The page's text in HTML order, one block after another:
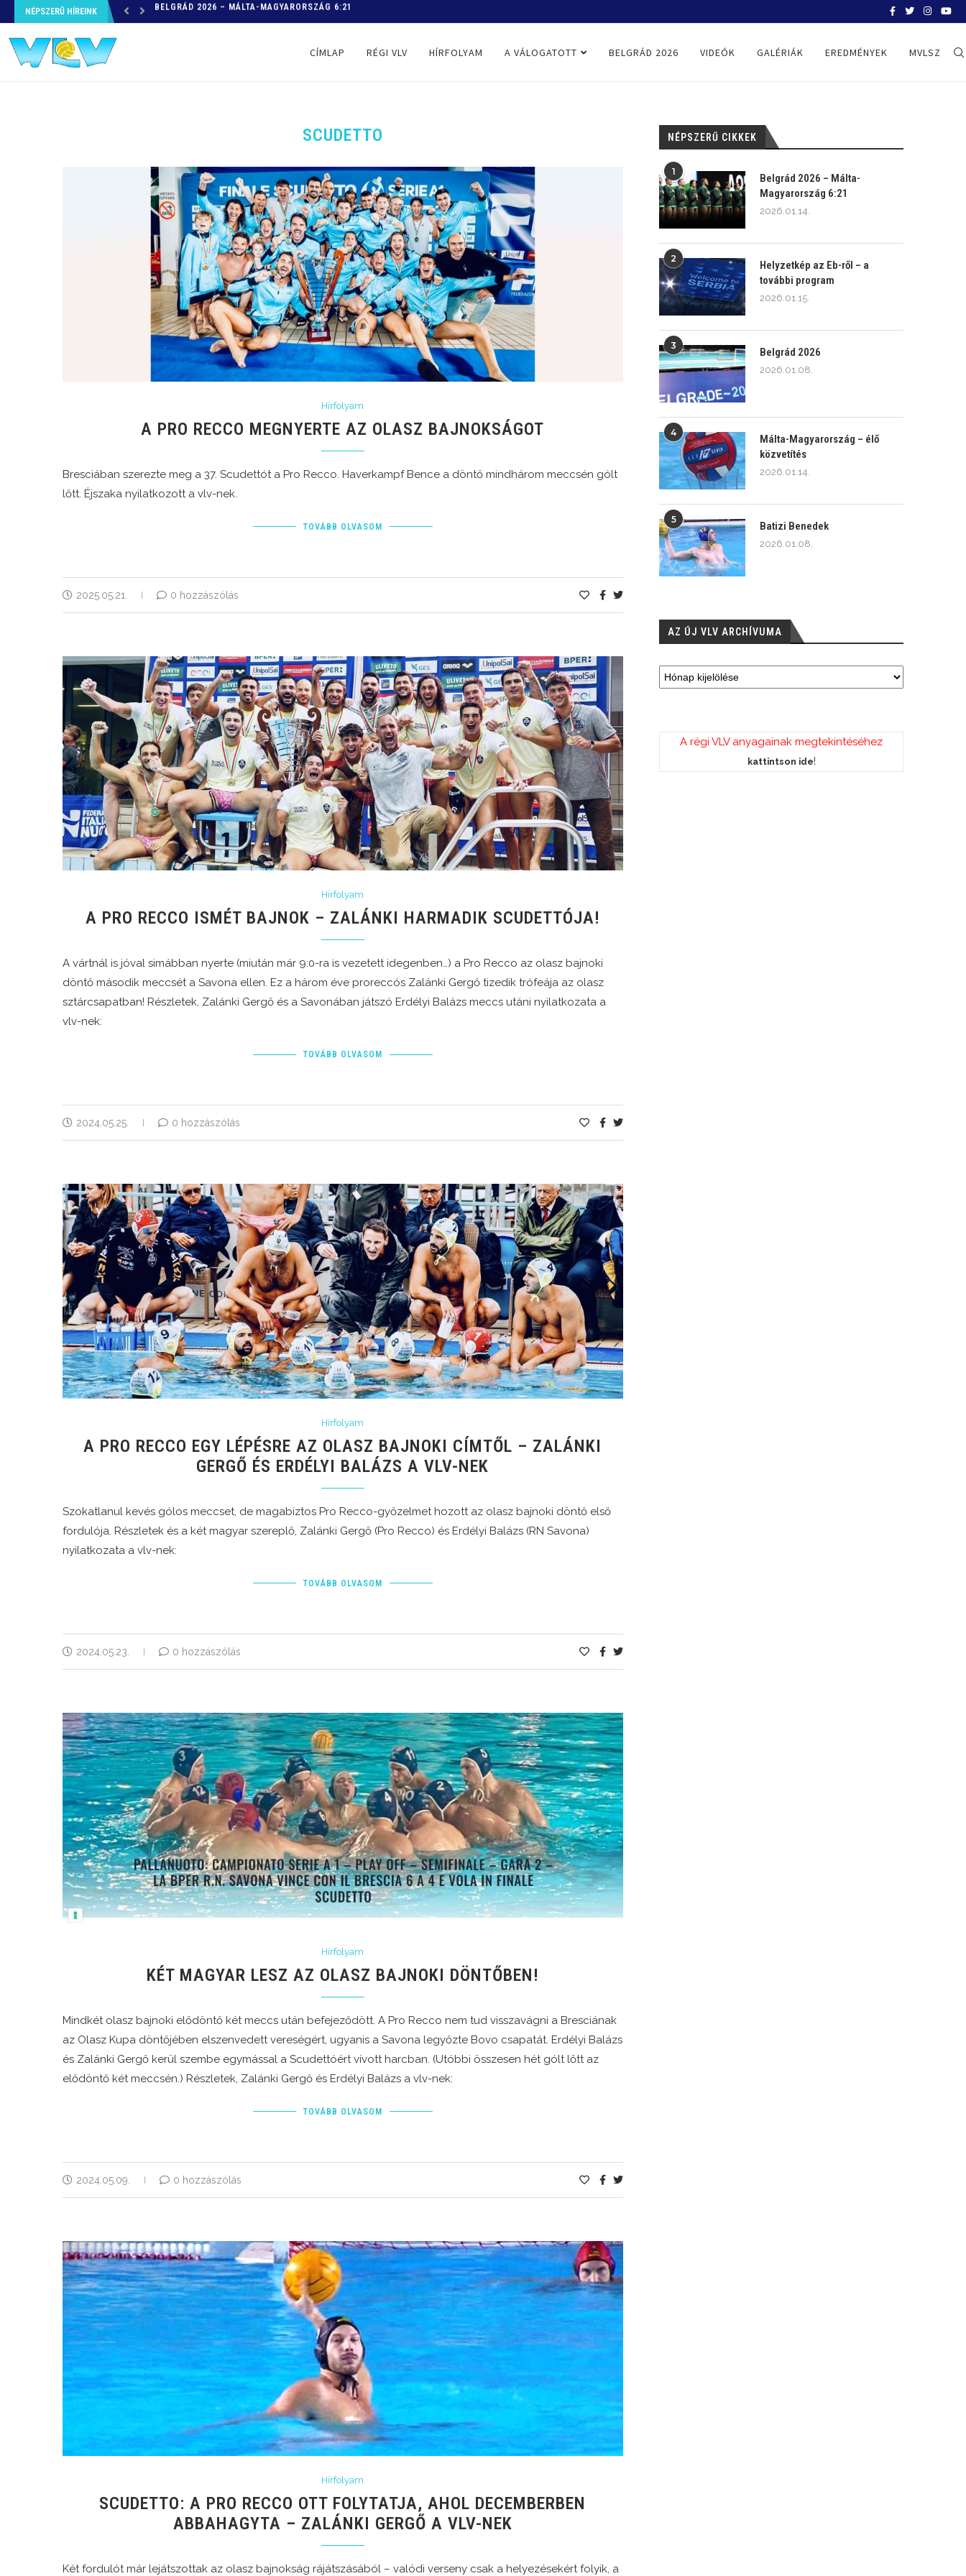
NÉPSZERŰ HÍREINK HELYZETKÉP AZ EB-RŐL – A TOVÁBBI PROGRAM
CÍMLAP RÉGI VLV HÍRFOLYAM A VÁLOGATOTT BELGRÁD 2026 VIDEÓK GALÉRIÁK EREDMÉNYEK MVLSZ
SCUDETTO
Hírfolyam
A PRO RECCO MEGNYERTE AZ OLASZ BAJNOKSÁGOT
Bresciában szerezte meg a 37. Scudettót a Pro Recco. Haverkampf Bence a döntő mindhárom meccsén gólt
lőtt. Éjszaka nyilatkozott a vlv-nek.
TOVÁBB OLVASOM
2025.05.21. 0 hozzászólás
Hírfolyam
A PRO RECCO ISMÉT BAJNOK – ZALÁNKI HARMADIK SCUDETTÓJA!
A vártnál is jóval simábban nyerte (miután már 9:0-ra is vezetett idegenben…) a Pro Recco az olasz bajnoki
döntő második meccsét a Savona ellen. Ez a három éve proreccós Zalánki Gergő tizedik trófeája az olasz
sztárcsapatban! Részletek, Zalánki Gergő és a Savonában játszó Erdélyi Balázs meccs utáni nyilatkozata a
vlv-nek:
TOVÁBB OLVASOM
2024.05.25. 0 hozzászólás
Hírfolyam
A PRO RECCO EGY LÉPÉSRE AZ OLASZ BAJNOKI CÍMTŐL – ZALÁNKI
GERGŐ ÉS ERDÉLYI BALÁZS A VLV-NEK
Szokatlanul kevés gólos meccset, de magabiztos Pro Recco-győzelmet hozott az olasz bajnoki döntő első
fordulója. Részletek és a két magyar szereplő, Zalánki Gergő (Pro Recco) és Erdélyi Balázs (RN Savona)
nyilatkozata a vlv-nek:
TOVÁBB OLVASOM
2024.05.23. 0 hozzászólás
Hírfolyam
KÉT MAGYAR LESZ AZ OLASZ BAJNOKI DÖNTŐBEN!
Mindkét olasz bajnoki elődöntő két meccs után befejeződött. A Pro Recco nem tud visszavágni a Bresciának
az Olasz Kupa döntőjében elszenvedett vereségért, ugyanis a Savona legyőzte Bovo csapatát. Erdélyi Balázs
és Zalánki Gergő kerül szembe egymással a Scudettóért vívott harcban. (Utóbbi összesen hét gólt lőtt az
elődöntő két meccsén.) Részletek, Zalánki Gergő és Erdélyi Balázs a vlv-nek:
TOVÁBB OLVASOM
2024.05.09. 0 hozzászólás
Hírfolyam
SCUDETTO: A PRO RECCO OTT FOLYTATJA, AHOL DECEMBERBEN
ABBAHAGYTA – ZALÁNKI GERGŐ A VLV-NEK
Két fordulót már lejátszottak az olasz bajnokság rájátszásából – valódi verseny csak a helyezésekért folyik, a
NÉPSZERŰ CIKKEK
1
Belgrád 2026 – Málta-
Magyarország 6:21
2026.01.14.
2
Helyzetkép az Eb-ről – a
további program
2026.01.15.
3
Belgrád 2026
2026.01.08.
4
Málta-Magyarország – élő
közvetítés
2026.01.14.
5
Batizi Benedek
2026.01.08.
AZ ÚJ VLV ARCHÍVUMA
A régi VLV anyagainak megtekintéséhez
kattintson ide!